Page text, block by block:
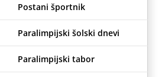
Postani športnik
Paralimpijski šolski dnevi
Paralimpijski tabor